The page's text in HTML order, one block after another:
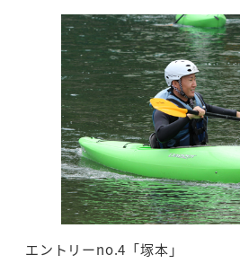
エントリーno.4「塚本」